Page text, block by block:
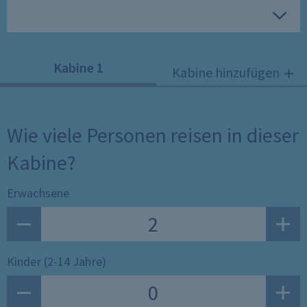
Übersicht schließen
Kabine 1 Kabine hinzufügen
Wie viele Personen reisen in dieser
Kabine?
Erwachsene
Kinder (2-14 Jahre)